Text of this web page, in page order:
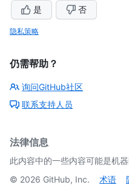
是 否
隐私策略
仍需帮助？
询问GitHub社区
联系支持人员
法律信息
此内容中的一些内容可能是机
© 2026 GitHub, Inc. 术语